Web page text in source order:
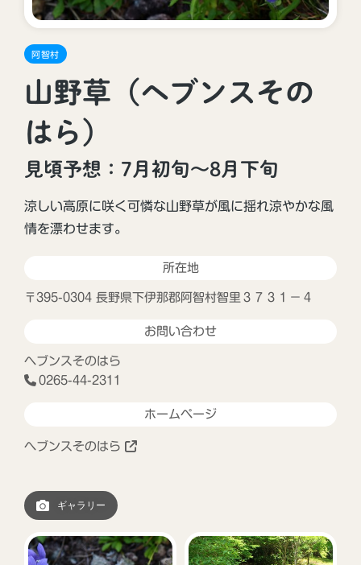
阿智村
山野草（ヘブンスその
はら）
見頃予想：7月初旬～8月下旬
涼しい高原に咲く可憐な山野草が風に揺れ涼やかな風
情を漂わせます。
所在地
〒395-0304 長野県下伊那郡阿智村智里３７３１−４
お問い合わせ
ヘブンスそのはら
0265-44-2311
ホームページ
ヘブンスそのはら
ギャラリー